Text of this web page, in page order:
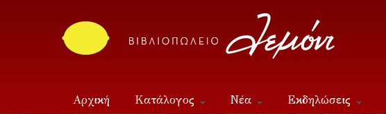
Αρχική Κατάλογος Νέα Εκδηλώσεις